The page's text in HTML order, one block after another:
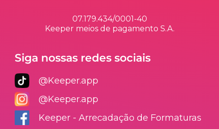
07.179.434/0001-40
Keeper meios de pagamento S.A.
Siga nossas redes sociais
@Keeper.app
@Keeper.app
Keeper - Arrecadação de Formaturas